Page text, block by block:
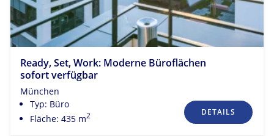
Ready, Set, Work: Moderne Büroflächen
sofort verfügbar
München
Typ: Büro
Fläche: 435 m2 DETAILS